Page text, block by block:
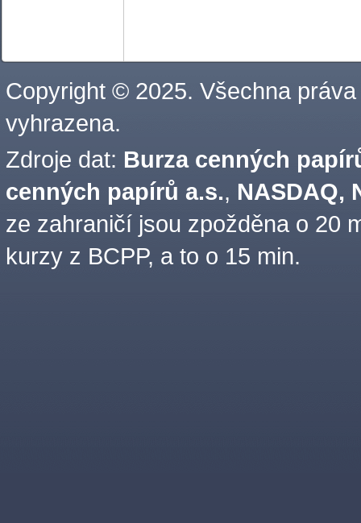
Copyright © 2025. Všechna práva
vyhrazena.
Zdroje dat: Burza cenných
cenných papírů a.s., NASDAQ,
ze zahraničí jsou zpožděna o 20
kurzy z BCPP, a to o 15 min.